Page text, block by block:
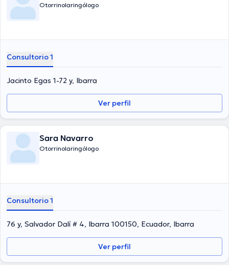
Otorrinolaringólogo
Consultorio 1
Jacinto Egas 1-72 y, Ibarra
Ver perfil
Sara Navarro
Otorrinolaringólogo
Consultorio 1
76 y, Salvador Dalí # 4, Ibarra 100150, Ecuador, Ibarra
Ver perfil